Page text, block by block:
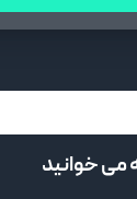
می خوانید